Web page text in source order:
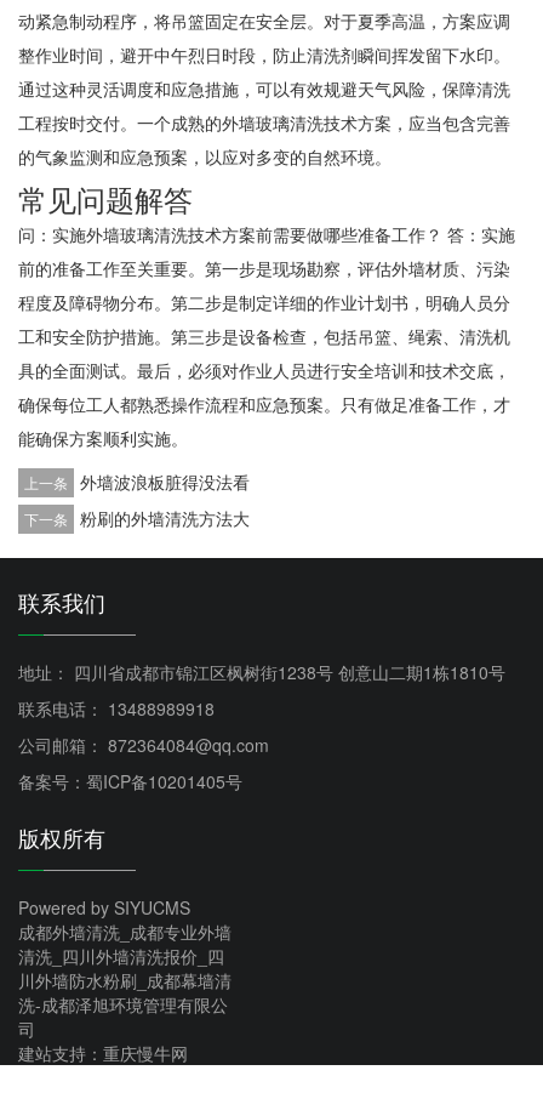
动紧急制动程序，将吊篮固定在安全层。对于夏季高温，方案应调
整作业时间，避开中午烈日时段，防止清洗剂瞬间挥发留下水印。
通过这种灵活调度和应急措施，可以有效规避天气风险，保障清洗
工程按时交付。一个成熟的外墙玻璃清洗技术方案，应当包含完善
的气象监测和应急预案，以应对多变的自然环境。
常见问题解答
问：实施外墙玻璃清洗技术方案前需要做哪些准备工作？ 答：实施
前的准备工作至关重要。第一步是现场勘察，评估外墙材质、污染
程度及障碍物分布。第二步是制定详细的作业计划书，明确人员分
工和安全防护措施。第三步是设备检查，包括吊篮、绳索、清洗机
具的全面测试。最后，必须对作业人员进行安全培训和技术交底，
确保每位工人都熟悉操作流程和应急预案。只有做足准备工作，才
能确保方案顺利实施。
上一条 外墙波浪板脏得没法看
下一条 粉刷的外墙清洗方法大
联系我们
地址： 四川省成都市锦江区枫树街1238号 创意山二期1栋1810号
联系电话： 13488989918
公司邮箱： 872364084@qq.com
备案号：蜀ICP备10201405号
版权所有
Powered by SIYUCMS
成都外墙清洗_成都专业外墙
清洗_四川外墙清洗报价_四
川外墙防水粉刷_成都幕墙清
洗-成都泽旭环境管理有限公
司
建站支持：重庆慢牛网